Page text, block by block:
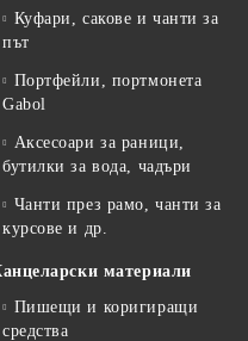
Куфари, сакове и чанти за
път
Портфейли, портмонета
Gabol
Аксесоари за раници,
бутилки за вода, чадъри
Чанти през рамо, чанти за
курсове и др.
материали
Пишещи и коригиращи
средства